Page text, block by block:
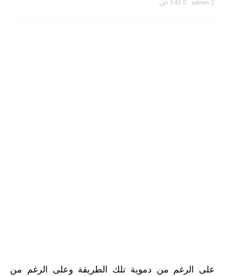
admin 3:43 ص
على الرغم من دموية تلك الطريقة وعلى الرغم من